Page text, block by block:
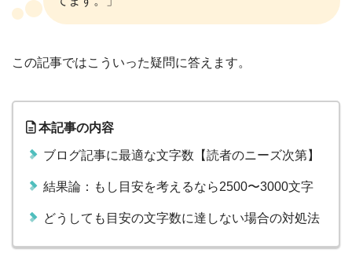
この記事ではこういった疑問に答えます。
本記事の内容
ブログ記事に最適な文字数【読者のニーズ次第】
結果論：もし目安を考えるなら2500〜3000文字
どうしても目安の文字数に達しない場合の対処法